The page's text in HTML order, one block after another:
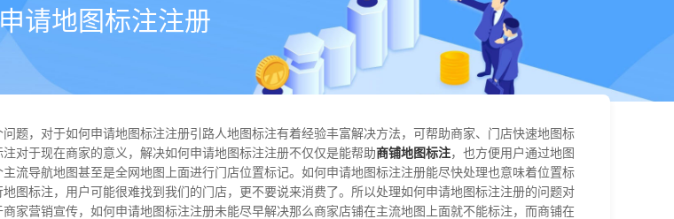
请地图标注注册
题，对于如何申请地图标注注册引路人地图标注有着经验丰富解决方法，可帮助商家、门店快速地图标
对于现在商家的意义，解决如何申请地图标注注册不仅仅是能帮助商铺地图标注，也方便用户通过地图
流导航地图甚至是全网地图上面进行门店位置标记。如何申请地图标注注册能尽快处理也意味着位置标
图标注，用户可能很难找到我们的门店，更不要说来消费了。所以处理如何申请地图标注注册的问题对
家营销宣传，如何申请地图标注注册未能尽早解决那么商家店铺在主流地图上面就不能标注，而商铺在